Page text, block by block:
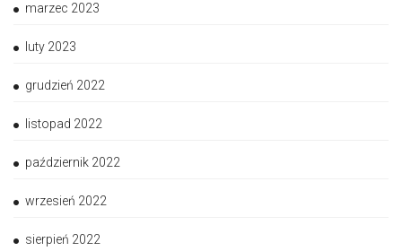
marzec 2023
luty 2023
grudzień 2022
listopad 2022
październik 2022
wrzesień 2022
sierpień 2022